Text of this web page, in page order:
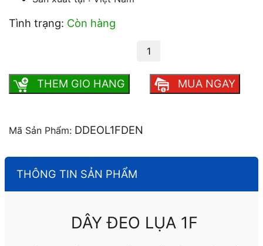
Tình trạng: Còn hàng
THEM GIO HANG MUA NGAY
Mã Sản Phẩm: DDEOL1FDEN
THÔNG TIN SẢN PHẨM
DÂY ĐEO LỤA 1F